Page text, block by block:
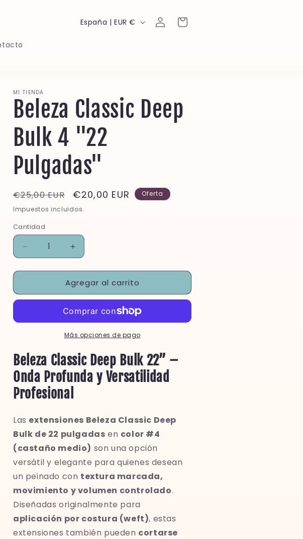
P
r
e
g
ó
España | EUR €
Iniciar
sesión
Carrito
MI TIENDA
Beleza Classic Deep
Bulk 4 "22
Pulgadas"
Precio
habitual
€25,00 EUR
Precio
de
€20,00 EUR
Oferta
Impuestos incluidos.
Cantidad
Reducir
cantidad
para
Classic
4
Aumentar
cantidad
para
Beleza
Classic
Bulk
4
&quot;22
Agregar al carrito
Más opciones de pago
Beleza Classic Deep Bulk 22” –
Onda Profunda y Versatilidad
Profesional
Las extensiones Beleza Classic Deep
Bulk de 22 pulgadas en color #4
(castaño medio) son una opción
versátil y elegante para quienes desean
un peinado con textura marcada,
movimiento y volumen controlado.
Diseñadas originalmente para
aplicación por costura (weft), estas
extensiones también pueden cortarse